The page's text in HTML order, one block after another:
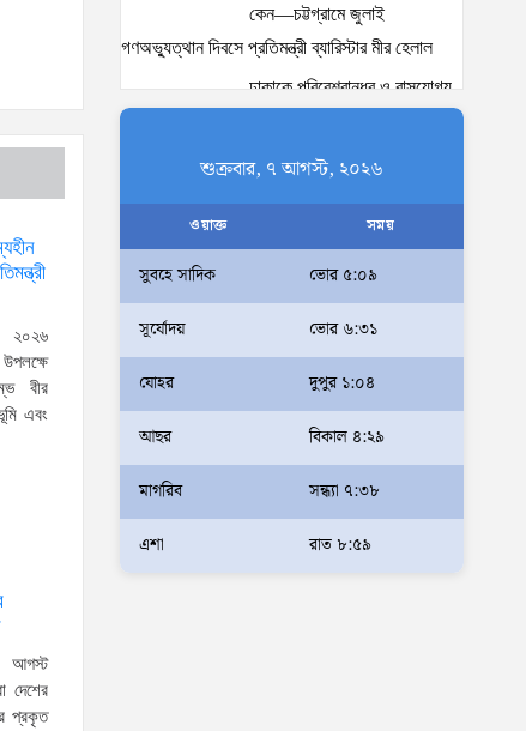
২০২৬
বীর
এবং
আগস্ট
দেশের
প্রকৃত
কেন—চট্টগ্রামে জুলাই
গণঅভ্যুত্থান দিবসে প্রতিমন্ত্রী ব্যারিস্টার মীর হেলাল
ঢাকাকে পরিবেশবান্ধব ও বাসযোগ্য
নাগরিকদের দায়িত্বশীল ভূমিকা
ব্যারিস্টার মীর হেলাল
কার্যকর উদ্যোগ নেয়ার আহ্বান
পার্বত্য প্রতিমন্ত্রীর
খুনের মামলায় গ্রেপ্তার তার স্বামী
শুক্রবার, ৭ আগস্ট, ২০২৬
ওয়াক্ত সময়
সুবহে সাদিক ভোর ৫:০৯
সূর্যোদয় ভোর ৬:৩১
যোহর দুপুর ১:০৪
আছর বিকাল ৪:২৯
মাগরিব সন্ধ্যা ৭:৩৮
এশা রাত ৮:৫৯